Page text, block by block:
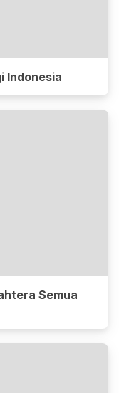
Indonesia
Semua